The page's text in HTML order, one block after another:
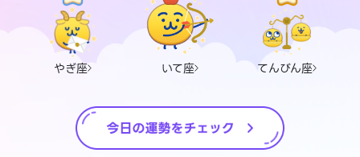
やぎ座 いて座 てんびん座